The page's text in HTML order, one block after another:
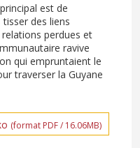
est de
des liens
perdues et
ravive
qui empruntaient le
traverser la Guyane
(format PDF / 16.06MB)